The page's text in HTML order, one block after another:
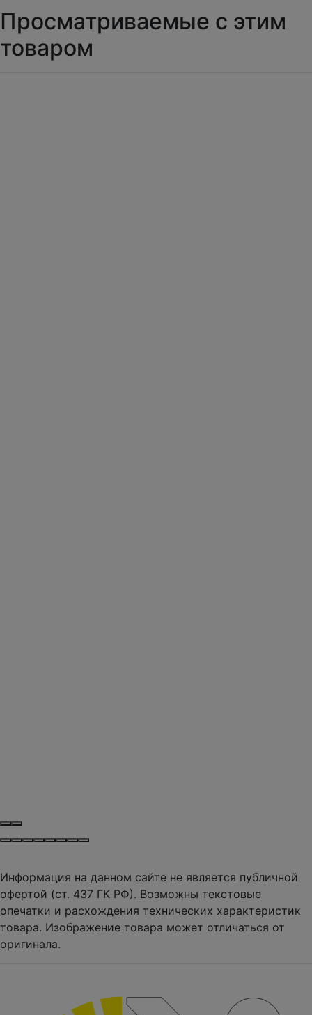
Просматриваемые с этим
товаром
Информация на данном сайте не является публичной
офертой (ст. 437 ГК РФ). Возможны текстовые
опечатки и расхождения технических характеристик
товара. Изображение товара может отличаться от
оригинала.